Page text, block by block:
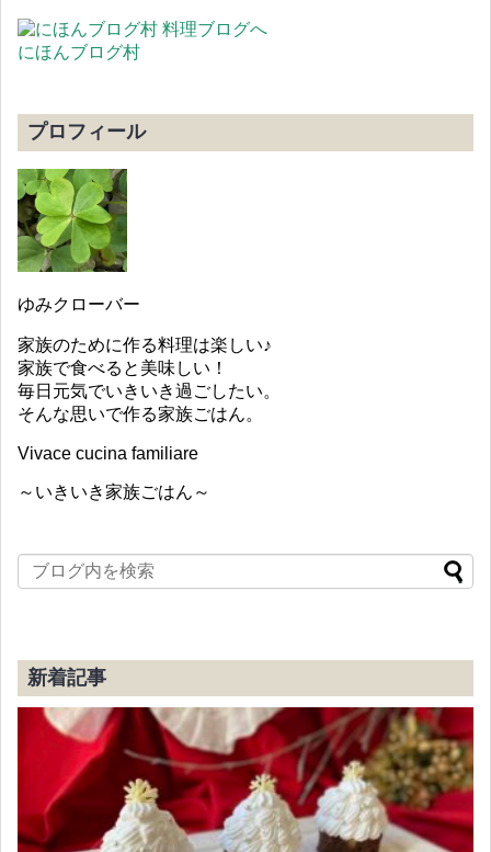
にほんブログ村
プロフィール
ゆみクローバー
家族のために作る料理は楽しい♪
家族で食べると美味しい！
毎日元気でいきいき過ごしたい。
そんな思いで作る家族ごはん。
Vivace cucina familiare
～いきいき家族ごはん～
新着記事